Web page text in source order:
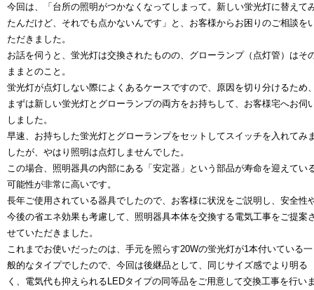
今回は、「台所の照明がつかなくなってしまって。新しい蛍光灯に替えて
たんだけど、それでも点かないんです」と、お客様からお困りのご相談を
ただきました。
お話を伺うと、蛍光灯は交換されたものの、グローランプ（点灯管）はそ
ままとのこと。
蛍光灯が点灯しない際によくあるケースですので、原因を切り分けるため
まずは新しい蛍光灯とグローランプの両方をお持ちして、お客様宅へお伺
しました。
早速、お持ちした蛍光灯とグローランプをセットしてスイッチを入れてみ
したが、やはり照明は点灯しませんでした。
この場合、照明器具の内部にある「安定器」という部品が寿命を迎えてい
可能性が非常に高いです。
長年ご使用されている器具でしたので、お客様に状況をご説明し、安全性
今後の省エネ効果も考慮して、照明器具本体を交換する電気工事をご提案
せていただきました。
これまでお使いだったのは、手元を照らす20Wの蛍光灯が1本付いている一
般的なタイプでしたので、今回は後継品として、同じサイズ感でより明る
く、電気代も抑えられるLEDタイプの同等品をご用意して交換工事を行い